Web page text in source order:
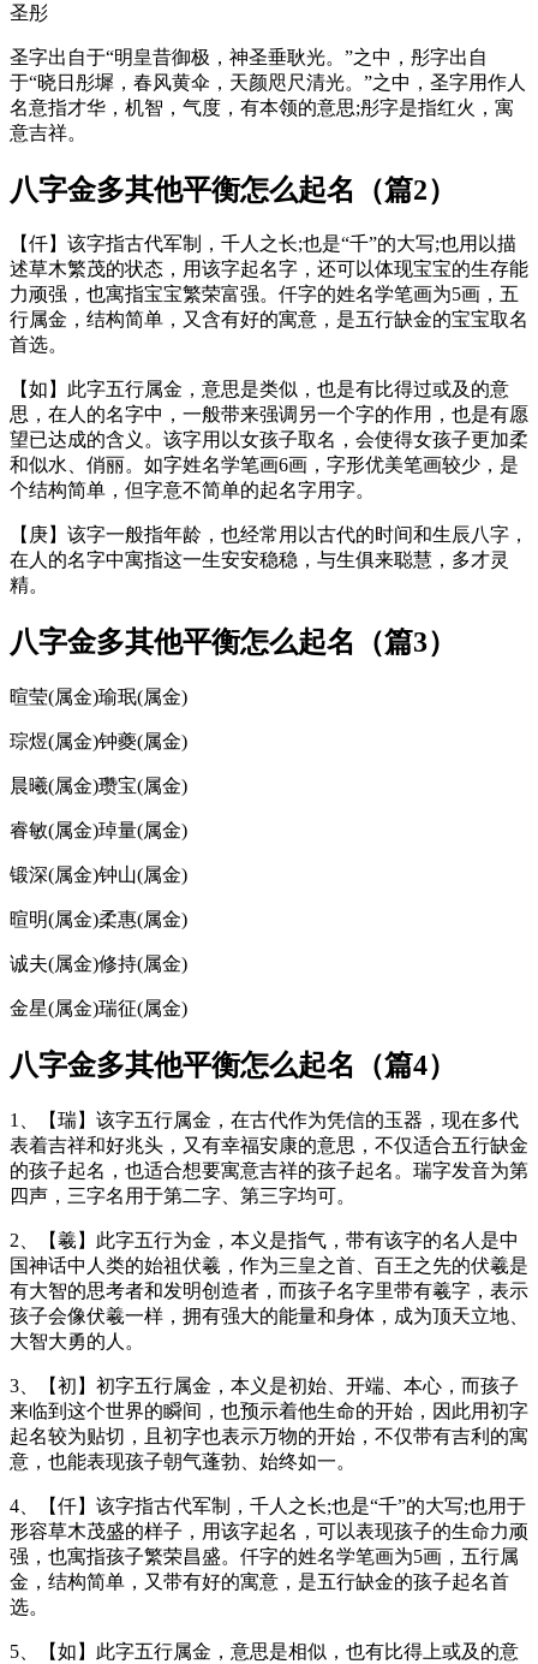
圣彤
圣字出自于“明皇昔御极，神圣垂耿光。”之中，彤字出自
于“晓日彤墀，春风黄伞，天颜咫尺清光。”之中，圣字用作人
名意指才华，机智，气度，有本领的意思;彤字是指红火，寓
意吉祥。
八字金多其他平衡怎么起名（篇2）
【仟】该字指古代军制，千人之长;也是“千”的大写;也用以描
述草木繁茂的状态，用该字起名字，还可以体现宝宝的生存能
力顽强，也寓指宝宝繁荣富强。仟字的姓名学笔画为5画，五
行属金，结构简单，又含有好的寓意，是五行缺金的宝宝取名
首选。
【如】此字五行属金，意思是类似，也是有比得过或及的意
思，在人的名字中，一般带来强调另一个字的作用，也是有愿
望已达成的含义。该字用以女孩子取名，会使得女孩子更加柔
和似水、俏丽。如字姓名学笔画6画，字形优美笔画较少，是
个结构简单，但字意不简单的起名字用字。
【庚】该字一般指年龄，也经常用以古代的时间和生辰八字，
在人的名字中寓指这一生安安稳稳，与生俱来聪慧，多才灵
精。
八字金多其他平衡怎么起名（篇3）
暄莹(属金)瑜珉(属金)
琮煜(属金)钟夔(属金)
晨曦(属金)瓒宝(属金)
睿敏(属金)琸量(属金)
锻深(属金)钟山(属金)
暄明(属金)柔惠(属金)
诚夫(属金)修持(属金)
金星(属金)瑞征(属金)
八字金多其他平衡怎么起名（篇4）
1、【瑞】该字五行属金，在古代作为凭信的玉器，现在多代
表着吉祥和好兆头，又有幸福安康的意思，不仅适合五行缺金
的孩子起名，也适合想要寓意吉祥的孩子起名。瑞字发音为第
四声，三字名用于第二字、第三字均可。
2、【羲】此字五行为金，本义是指气，带有该字的名人是中
国神话中人类的始祖伏羲，作为三皇之首、百王之先的伏羲是
有大智的思考者和发明创造者，而孩子名字里带有羲字，表示
孩子会像伏羲一样，拥有强大的能量和身体，成为顶天立地、
大智大勇的人。
3、【初】初字五行属金，本义是初始、开端、本心，而孩子
来临到这个世界的瞬间，也预示着他生命的开始，因此用初字
起名较为贴切，且初字也表示万物的开始，不仅带有吉利的寓
意，也能表现孩子朝气蓬勃、始终如一。
4、【仟】该字指古代军制，千人之长;也是“千”的大写;也用于
形容草木茂盛的样子，用该字起名，可以表现孩子的生命力顽
强，也寓指孩子繁荣昌盛。仟字的姓名学笔画为5画，五行属
金，结构简单，又带有好的寓意，是五行缺金的孩子起名首
选。
5、【如】此字五行属金，意思是相似，也有比得上或及的意